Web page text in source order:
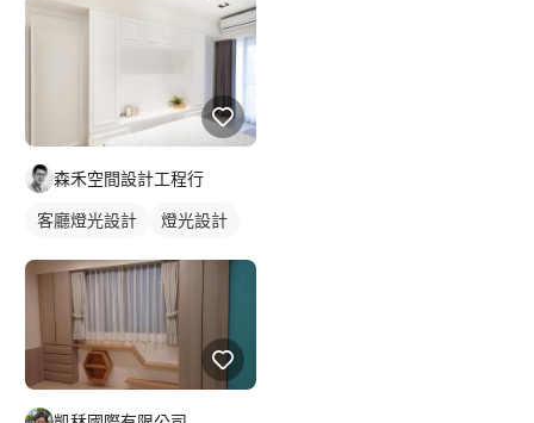
森禾空間設計工程行
客廳燈光設計 燈光設計